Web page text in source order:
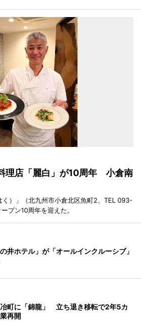
理店「麗白」が10周年 小倉南
く）」（北九州市小倉北区魚町2、TEL 093-
プン10周年を迎えた。
井ホテル」が「オールインクルーシブ」
町に「錦龍」 立ち退き移転で2年5カ
再開